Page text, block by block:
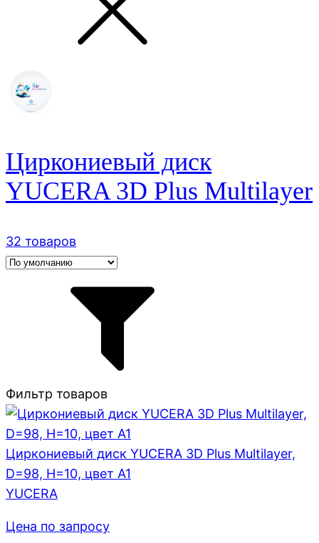
Циркониевый диск
YUCERA 3D Plus Multilayer
32 товаров
Фильтр товаров
Циркониевый диск YUCERA 3D Plus Multilayer,
D=98, H=10, цвет A1
YUCERA
Цена по запросу